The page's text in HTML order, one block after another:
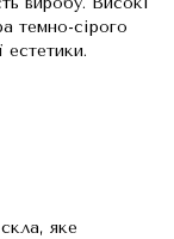
темно-сірого
естетики.
яке